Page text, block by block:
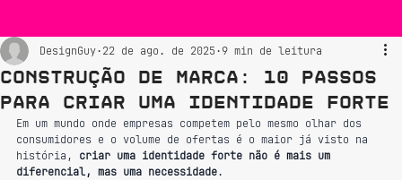
Construção de Marca: 10 Passos
Para Criar Uma Identidade Forte
DesignGuy 22 de ago. de 2025 9 min de leitura
Em um mundo onde empresas competem pelo mesmo olhar dos
consumidores e o volume de ofertas é o maior já visto na
história, criar uma identidade forte não é mais um
diferencial, mas uma necessidade.